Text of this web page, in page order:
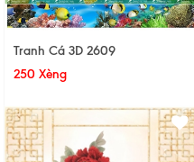
Tranh Cá 3D 2609
250 Xèng